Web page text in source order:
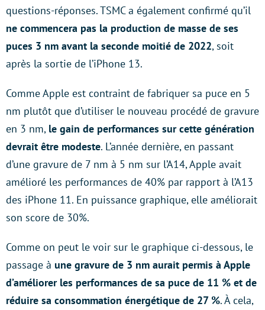
questions-réponses. TSMC a également confirmé qu’il
ne commencera pas la production de masse de ses
puces 3 nm avant la seconde moitié de 2022, soit
après la sortie de l’iPhone 13.
Comme Apple est contraint de fabriquer sa puce en 5
nm plutôt que d’utiliser le nouveau procédé de gravure
en 3 nm, le gain de performances sur cette génération
devrait être modeste. L’année dernière, en passant
d’une gravure de 7 nm à 5 nm sur l’A14, Apple avait
amélioré les performances de 40% par rapport à l’A13
des iPhone 11. En puissance graphique, elle améliorait
son score de 30%.
Comme on peut le voir sur le graphique ci-dessous, le
passage à une gravure de 3 nm aurait permis à Apple
d’améliorer les performances de sa puce de 11 % et de
réduire sa consommation énergétique de 27 %. À cela,